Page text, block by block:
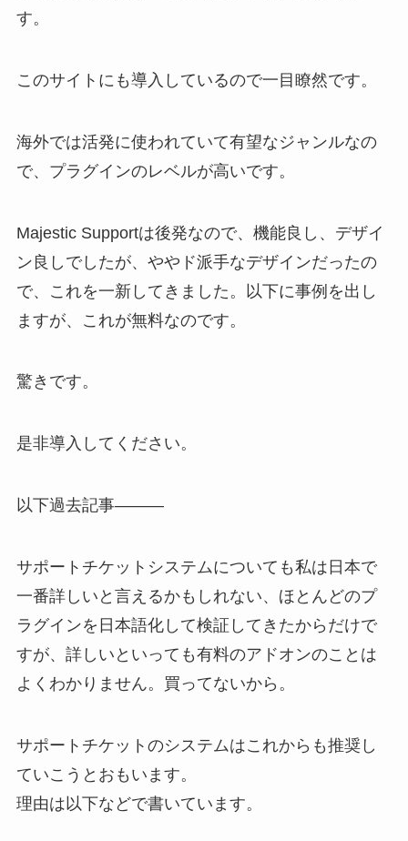
す。
このサイトにも導入しているので一目瞭然です。
海外では活発に使われていて有望なジャンルなの
で、プラグインのレベルが高いです。
Majestic Supportは後発なので、機能良し、デザイ
ン良しでしたが、ややド派手なデザインだったの
で、これを一新してきました。以下に事例を出し
ますが、これが無料なのです。
驚きです。
是非導入してください。
以下過去記事———
サポートチケットシステムについても私は日本で
一番詳しいと言えるかもしれない、ほとんどのプ
ラグインを日本語化して検証してきたからだけで
すが、詳しいといっても有料のアドオンのことは
よくわかりません。買ってないから。
サポートチケットのシステムはこれからも推奨し
ていこうとおもいます。
理由は以下などで書いています。